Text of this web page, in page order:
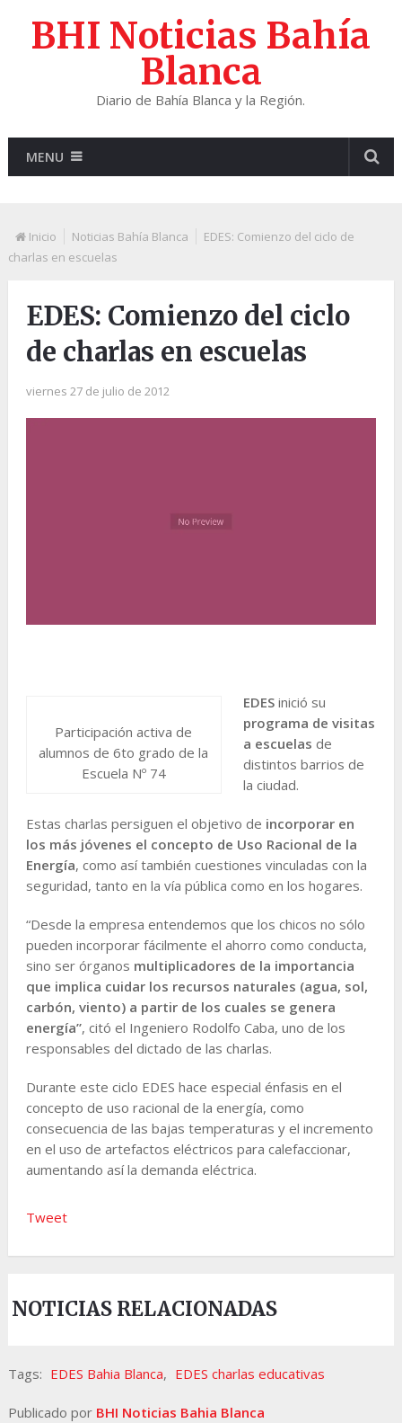
BHI Noticias Bahía
Blanca
Diario de Bahía Blanca y la Región.
MENU
Inicio Noticias Bahía Blanca
EDES: Comienzo del ciclo de
charlas en escuelas
EDES: Comienzo del ciclo
de charlas en escuelas
viernes 27 de julio de 2012
Participación activa de
alumnos de 6to grado de la
Escuela Nº 74
EDES inició su
programa de visitas
a escuelas de
distintos barrios de
la ciudad.
Estas charlas persiguen el objetivo de incorporar en
los más jóvenes el concepto de Uso Racional de la
Energía, como así también cuestiones vinculadas con la
seguridad, tanto en la vía pública como en los hogares.
“Desde la empresa entendemos que los chicos no sólo
pueden incorporar fácilmente el ahorro como conducta,
sino ser órganos multiplicadores de la importancia
que implica cuidar los recursos naturales (agua, sol,
carbón, viento) a partir de los cuales se genera
energía”, citó el Ingeniero Rodolfo Caba, uno de los
responsables del dictado de las charlas.
Durante este ciclo EDES hace especial énfasis en el
concepto de uso racional de la energía, como
consecuencia de las bajas temperaturas y el incremento
en el uso de artefactos eléctricos para calefaccionar,
aumentando así la demanda eléctrica.
Tweet
NOTICIAS RELACIONADAS
Tags: EDES Bahia Blanca, EDES charlas educativas
Publicado por BHI Noticias Bahia Blanca